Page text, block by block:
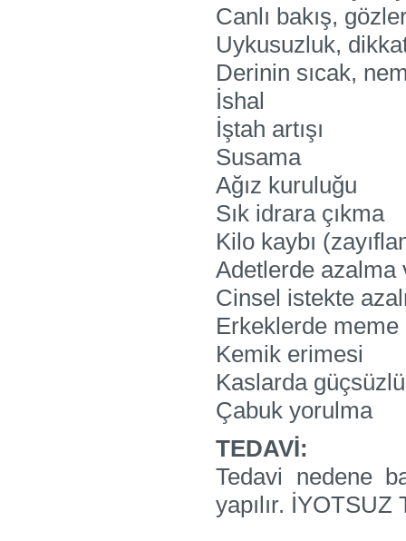
Canlı bakış,
Uykusuzluk,
Derinin sıcak,
İshal
İştah artışı
Susama
Ağız kuruluğu
Sık idrara çıkma
Kilo kaybı
Adetlerde azalma
Cinsel istekte
Erkeklerde
Kemik erimesi
Kaslarda
Çabuk yorulma
TEDAVİ:
Tedavi nedene
yapılır.